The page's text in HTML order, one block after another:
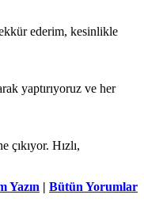
ederim, kesinlikle
yaptırıyoruz ve her
çıkıyor. Hızlı,
Yazın | Bütün Yorumlar